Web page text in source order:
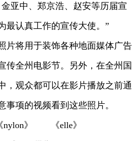
亚中、郑京浩、赵安等历届宣
最认真工作的宣传大使。”
片将用于装饰各种地面媒体广告
传全州电影节。另外，在全州国
，观众都可以在影片播放之前通
事项的视频看到这些照片。
nylon》 《elle》